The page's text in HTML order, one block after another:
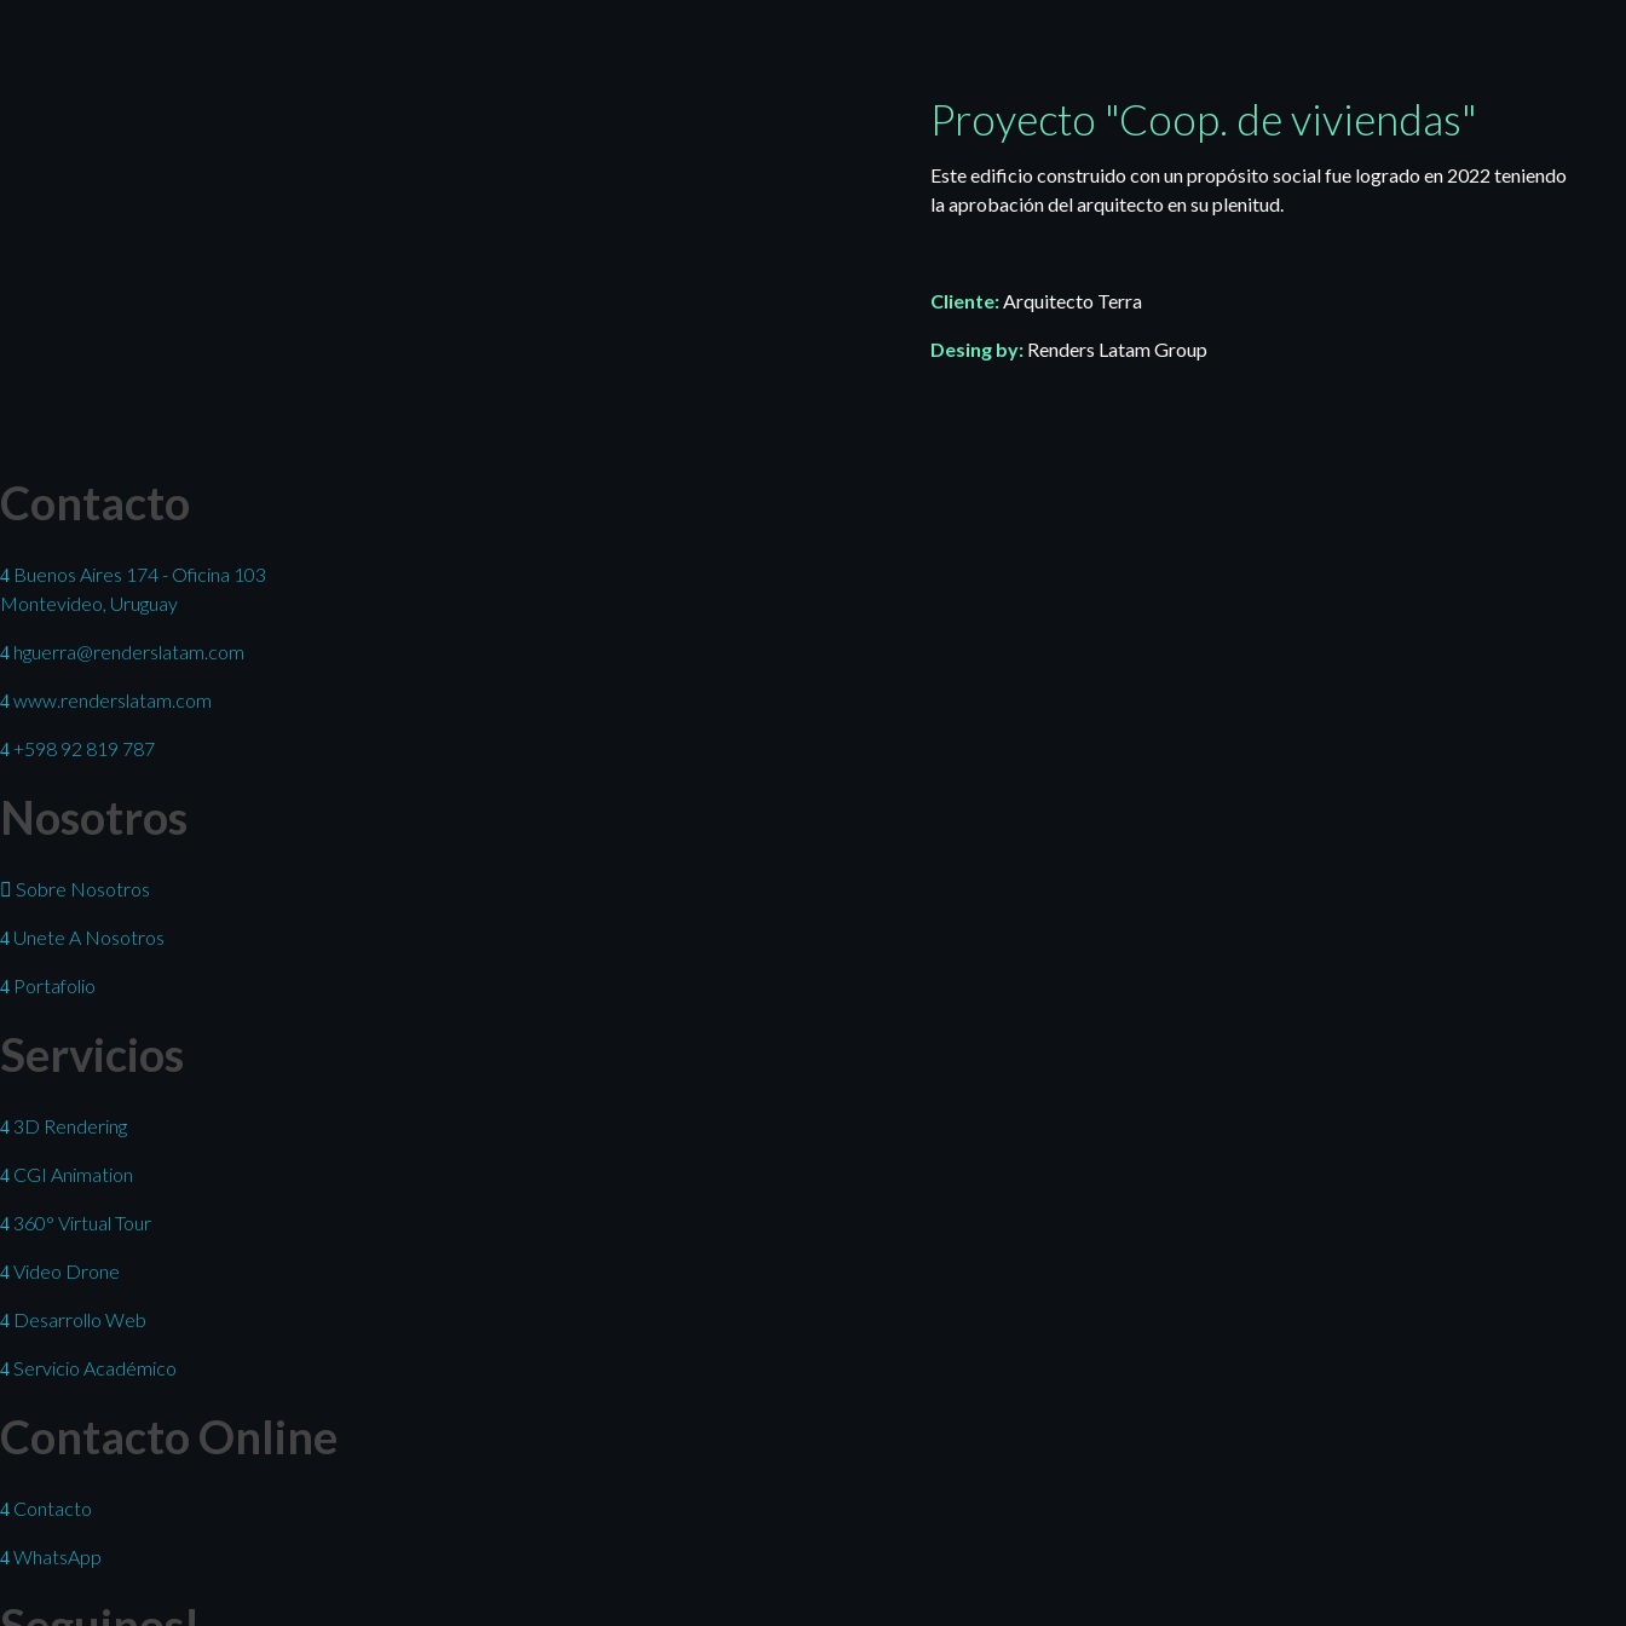
Proyecto "Coop. de viviendas"
Este edificio construido con un propósito social fue logrado en 2022 teniendo
la aprobación del arquitecto en su plenitud.
Cliente:Arquitecto Terra
Desing by: Renders Latam Group
Contacto
Buenos Aires 174 - Oficina 103
Montevideo, Uruguay
hguerra@renderslatam.com
www.renderslatam.com
+598 92 819 787
Nosotros
Sobre Nosotros
Unete A Nosotros
Portafolio
Servicios
3D Rendering
CGI Animation
360° Virtual Tour
Video Drone
Desarrollo Web
Servicio Académico
Contacto Online
Contacto
WhatsApp